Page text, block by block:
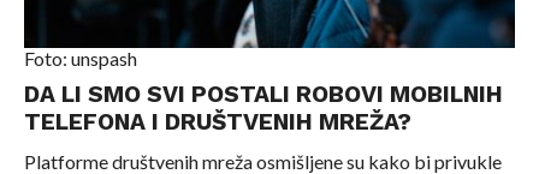
Foto: unspash
DA LI SMO SVI POSTALI ROBOVI MOBILNIH
TELEFONA I DRUŠTVENIH MREŽA?
Platforme društvenih mreža osmišljene su kako bi privukle